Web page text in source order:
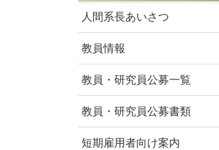
人間系長あいさつ
教員情報
教員・研究員公募一覧
教員・研究員公募書類
短期雇用者向け案内